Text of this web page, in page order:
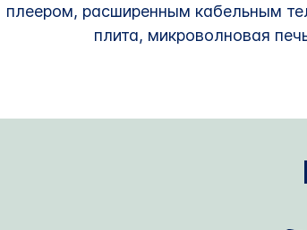
плеером, расширенным кабельным
плита, микроволновая